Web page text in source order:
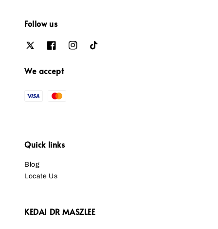
Follow us
We accept
Quick links
Blog
Locate Us
KEDAI DR MASZLEE